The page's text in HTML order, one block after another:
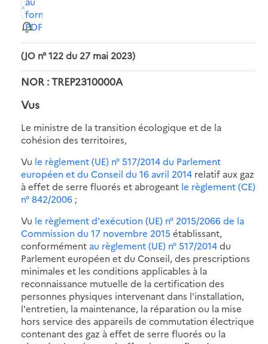
format
PDF
(JO n° 122 du 27 mai 2023)
NOR : TREP2310000A
Vus
Le ministre de la transition écologique et de la
cohésion des territoires,
Vu le règlement (UE) n° 517/2014 du Parlement
européen et du Conseil du 16 avril 2014 relatif aux gaz
à effet de serre fluorés et abrogeant le règlement (CE)
n° 842/2006 ;
Vu le règlement d'exécution (UE) n° 2015/2066 de la
Commission du 17 novembre 2015 établissant,
conformément au règlement (UE) n° 517/2014du
Parlement européen et du Conseil, des prescriptions
minimales et les conditions applicables à la
reconnaissance mutuelle de la certification des
personnes physiques intervenant dans l'installation,
l'entretien, la maintenance, la réparation ou la mise
hors service des appareils de commutation électrique
contenant des gaz à effet de serre fluorés ou la